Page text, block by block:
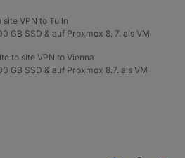
site VPN to Tulln
GB SSD & auf Proxmox 8. 7. als VM
to site VPN to Vienna
GB SSD & auf Proxmox 8.7. als VM